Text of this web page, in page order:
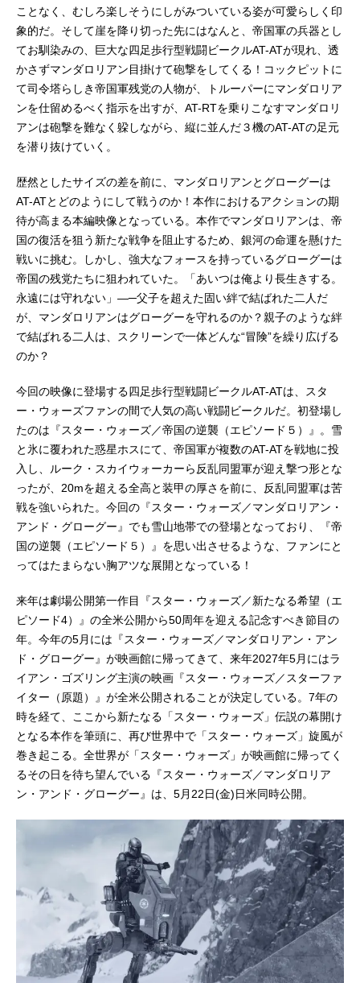
ことなく、むしろ楽しそうにしがみついている姿が可愛らしく印
象的だ。そして崖を降り切った先にはなんと、帝国軍の兵器とし
てお馴染みの、巨大な四足歩行型戦闘ビークルAT-ATが現れ、透
かさずマンダロリアン目掛けて砲撃をしてくる！コックピットに
て司令塔らしき帝国軍残党の人物が、トルーパーにマンダロリア
ンを仕留めるべく指示を出すが、AT-RTを乗りこなすマンダロリ
アンは砲撃を難なく躱しながら、縦に並んだ３機のAT-ATの足元
を潜り抜けていく。
歴然としたサイズの差を前に、マンダロリアンとグローグーは
AT-ATとどのようにして戦うのか！本作におけるアクションの期
待が高まる本編映像となっている。本作でマンダロリアンは、帝
国の復活を狙う新たな戦争を阻止するため、銀河の命運を懸けた
戦いに挑む。しかし、強大なフォースを持っているグローグーは
帝国の残党たちに狙われていた。「あいつは俺より長生きする。
永遠には守れない」―─父子を超えた固い絆で結ばれた二人だ
が、マンダロリアンはグローグーを守れるのか？親子のような絆
で結ばれる二人は、スクリーンで一体どんな“冒険”を繰り広げる
のか？
今回の映像に登場する四足歩行型戦闘ビークルAT-ATは、スタ
ー・ウォーズファンの間で人気の高い戦闘ビークルだ。初登場し
たのは『スター・ウォーズ／帝国の逆襲（エピソード５）』。雪
と氷に覆われた惑星ホスにて、帝国軍が複数のAT-ATを戦地に投
入し、ルーク・スカイウォーカーら反乱同盟軍が迎え撃つ形とな
ったが、20mを超える全高と装甲の厚さを前に、反乱同盟軍は苦
戦を強いられた。今回の『スター・ウォーズ／マンダロリアン・
アンド・グローグー』でも雪山地帯での登場となっており、『帝
国の逆襲（エピソード５）』を思い出させるような、ファンにと
ってはたまらない胸アツな展開となっている！
来年は劇場公開第一作目『スター・ウォーズ／新たなる希望（エ
ピソード4）』の全米公開から50周年を迎える記念すべき節目の
年。今年の5月には『スター・ウォーズ／マンダロリアン・アン
ド・グローグー』が映画館に帰ってきて、来年2027年5月にはラ
イアン・ゴズリング主演の映画『スター・ウォーズ／スターファ
イター（原題）』が全米公開されることが決定している。7年の
時を経て、ここから新たなる「スター・ウォーズ」伝説の幕開け
となる本作を筆頭に、再び世界中で「スター・ウォーズ」旋風が
巻き起こる。全世界が「スター・ウォーズ」が映画館に帰ってく
るその日を待ち望んでいる『スター・ウォーズ／マンダロリア
ン・アンド・グローグー』は、5月22日(金)日米同時公開。